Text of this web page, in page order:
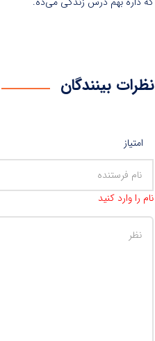
نظرات بینندگان
امتیاز
نام را وارد کنید